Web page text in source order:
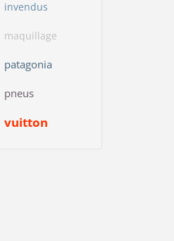
invendus
maquillage
patagonia
pneus
vuitton